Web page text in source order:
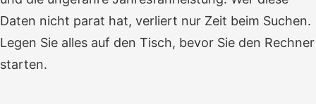
Daten nicht parat hat, verliert nur Zeit beim Suchen.
Legen Sie alles auf den Tisch, bevor Sie den Rechner
starten.